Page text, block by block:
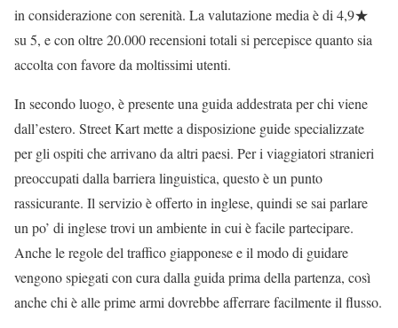
in considerazione con serenità. La valutazione media è di 4,9★
su 5, e con oltre 20.000 recensioni totali si percepisce quanto sia
accolta con favore da moltissimi utenti.
In secondo luogo, è presente una guida addestrata per chi viene
dall’estero. Street Kart mette a disposizione guide specializzate
per gli ospiti che arrivano da altri paesi. Per i viaggiatori stranieri
preoccupati dalla barriera linguistica, questo è un punto
rassicurante. Il servizio è offerto in inglese, quindi se sai parlare
un po’ di inglese trovi un ambiente in cui è facile partecipare.
Anche le regole del traffico giapponese e il modo di guidare
vengono spiegati con cura dalla guida prima della partenza, così
anche chi è alle prime armi dovrebbe afferrare facilmente il flusso.